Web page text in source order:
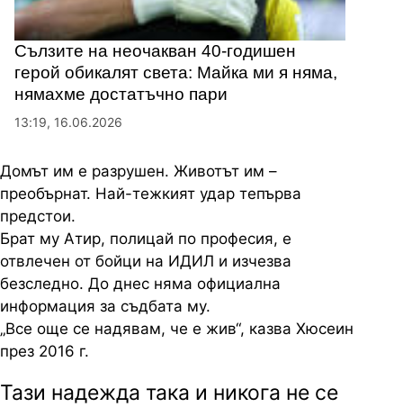
Сълзите на неочакван 40-годишен
герой обикалят света: Майка ми я няма,
нямахме достатъчно пари
13:19, 16.06.2026
Домът им е разрушен. Животът им –
преобърнат. Най-тежкият удар тепърва
предстои.
Брат му Атир, полицай по професия, е
отвлечен от бойци на ИДИЛ и изчезва
безследно. До днес няма официална
информация за съдбата му.
„Все още се надявам, че е жив“, казва Хюсеин
през 2016 г.
Тази надежда така и никога не се